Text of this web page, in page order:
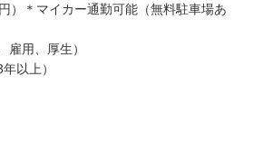
）＊マイカー通勤可能（無料駐車場あ
雇用、厚生）
以上）